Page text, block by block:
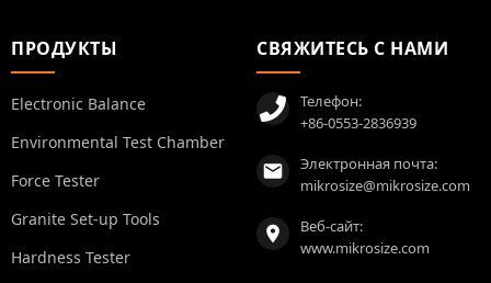
ПРОДУКТЫ
Electronic Balance
Environmental Test Chamber
Force Tester
Granite Set-up Tools
Hardness Tester
СВЯЖИТЕСЬ С НАМИ
Телефон:
+86-0553-2836939
Электронная почта:
mikrosize@mikrosize.com
Веб-сайт:
www.mikrosize.com